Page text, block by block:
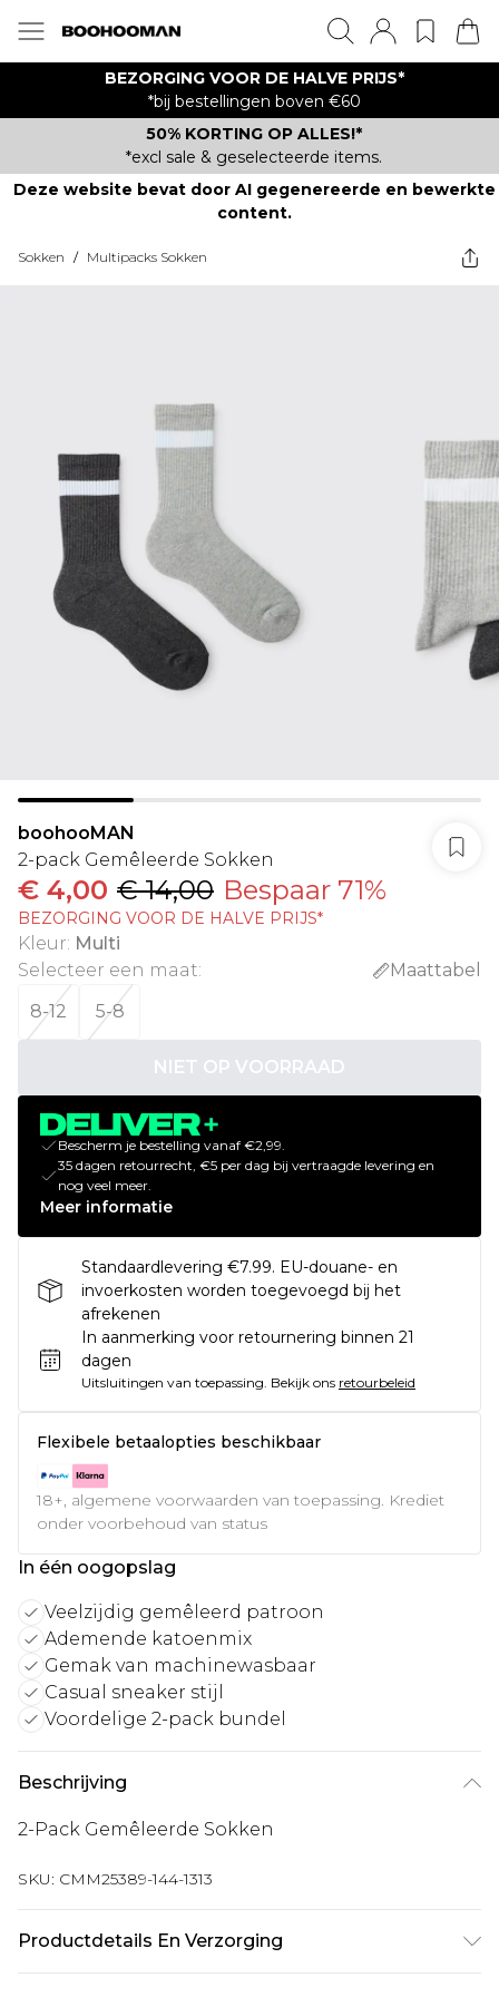
BEZORGING VOOR DE HALVE PRIJS*
*bij bestellingen boven €60
50% KORTING OP ALLES!*
*excl sale & geselecteerde items.
Deze website bevat door AI gegenereerde en bewerkte
content.
Sokken / Multipacks Sokken
boohooMAN
2-pack Gemêleerde Sokken
€ 4,00 € 14,00 Bespaar 71%
BEZORGING VOOR DE HALVE PRIJS*
Kleur: Multi
Selecteer een maat:
Maattabel
8-12
5-8
NIET OP VOORRAAD
Bescherm je bestelling vanaf €2,99.
35 dagen retourrecht, €5 per dag bij vertraagde levering en
nog veel meer.
Meer informatie
Standaardlevering €7.99. EU-douane- en
invoerkosten worden toegevoegd bij het
afrekenen
In aanmerking voor retournering binnen 21
dagen
Uitsluitingen van toepassing. Bekijk ons retourbeleid
Flexibele betaalopties beschikbaar
18+, algemene voorwaarden van toepassing. Krediet
onder voorbehoud van status
In één oogopslag
Veelzijdig gemêleerd patroon
Ademende katoenmix
Gemak van machinewasbaar
Casual sneaker stijl
Voordelige 2-pack bundel
Beschrijving
2-Pack Gemêleerde Sokken
SKU: CMM25389-144-1313
Productdetails En Verzorging